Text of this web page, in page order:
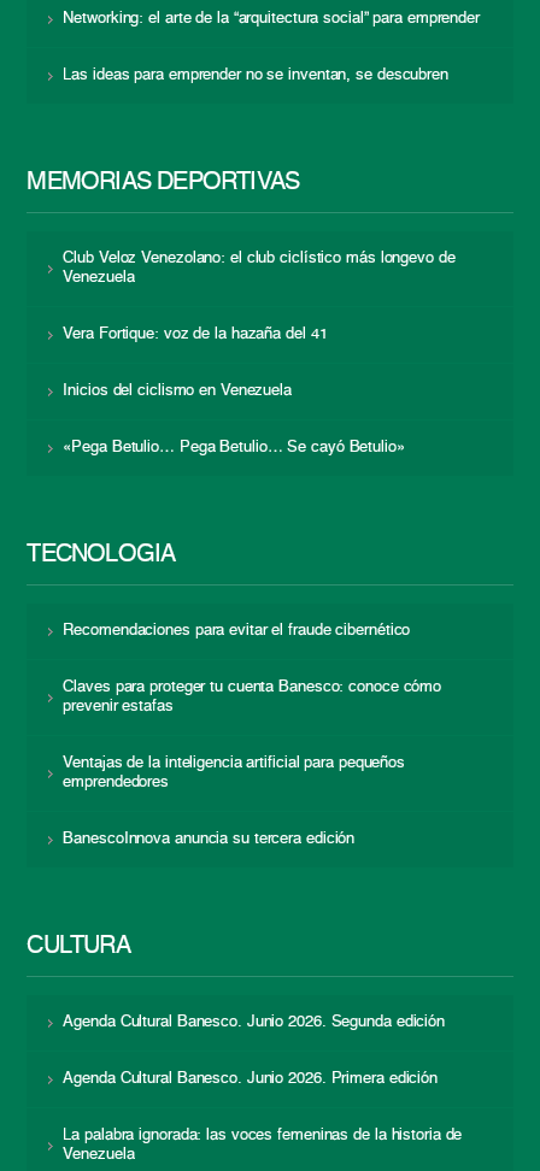
Networking: el arte de la “arquitectura social” para emprender
Las ideas para emprender no se inventan, se descubren
MEMORIAS DEPORTIVAS
Club Veloz Venezolano: el club ciclístico más longevo de
Venezuela
Vera Fortique: voz de la hazaña del 41
Inicios del ciclismo en Venezuela
«Pega Betulio… Pega Betulio… Se cayó Betulio»
TECNOLOGÍA
Recomendaciones para evitar el fraude cibernético
Claves para proteger tu cuenta Banesco: conoce cómo
prevenir estafas
Ventajas de la inteligencia artificial para pequeños
emprendedores
BanescoInnova anuncia su tercera edición
CULTURA
Agenda Cultural Banesco. Junio 2026. Segunda edición
Agenda Cultural Banesco. Junio 2026. Primera edición
La palabra ignorada: las voces femeninas de la historia de
Venezuela